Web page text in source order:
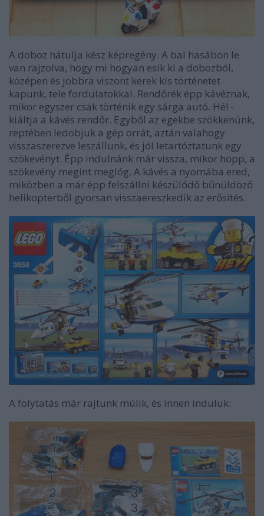
A doboz hátulja kész képregény. A bal hasábon le
van rajzolva, hogy mi hogyan esik ki a dobozból,
középen és jobbra viszont kerek kis történetet
kapunk, tele fordulatokkal. Rendőrék épp kávéznak,
mikor egyszer csak történik egy sárga autó. Hé! -
kiáltja a kávés rendőr. Egyből az egekbe szökkenünk,
reptében ledobjuk a gép orrát, aztán valahogy
visszaszerezve leszállunk, és jól letartóztatunk egy
szökevényt. Épp indulnánk már vissza, mikor hopp, a
szökevény megint meglóg. A kávés a nyomába ered,
miközben a már épp felszállni készülődő bűnüldöző
helikopterből gyorsan visszaereszkedik az erősítés.
A folytatás már rajtunk múlik, és innen induluk: